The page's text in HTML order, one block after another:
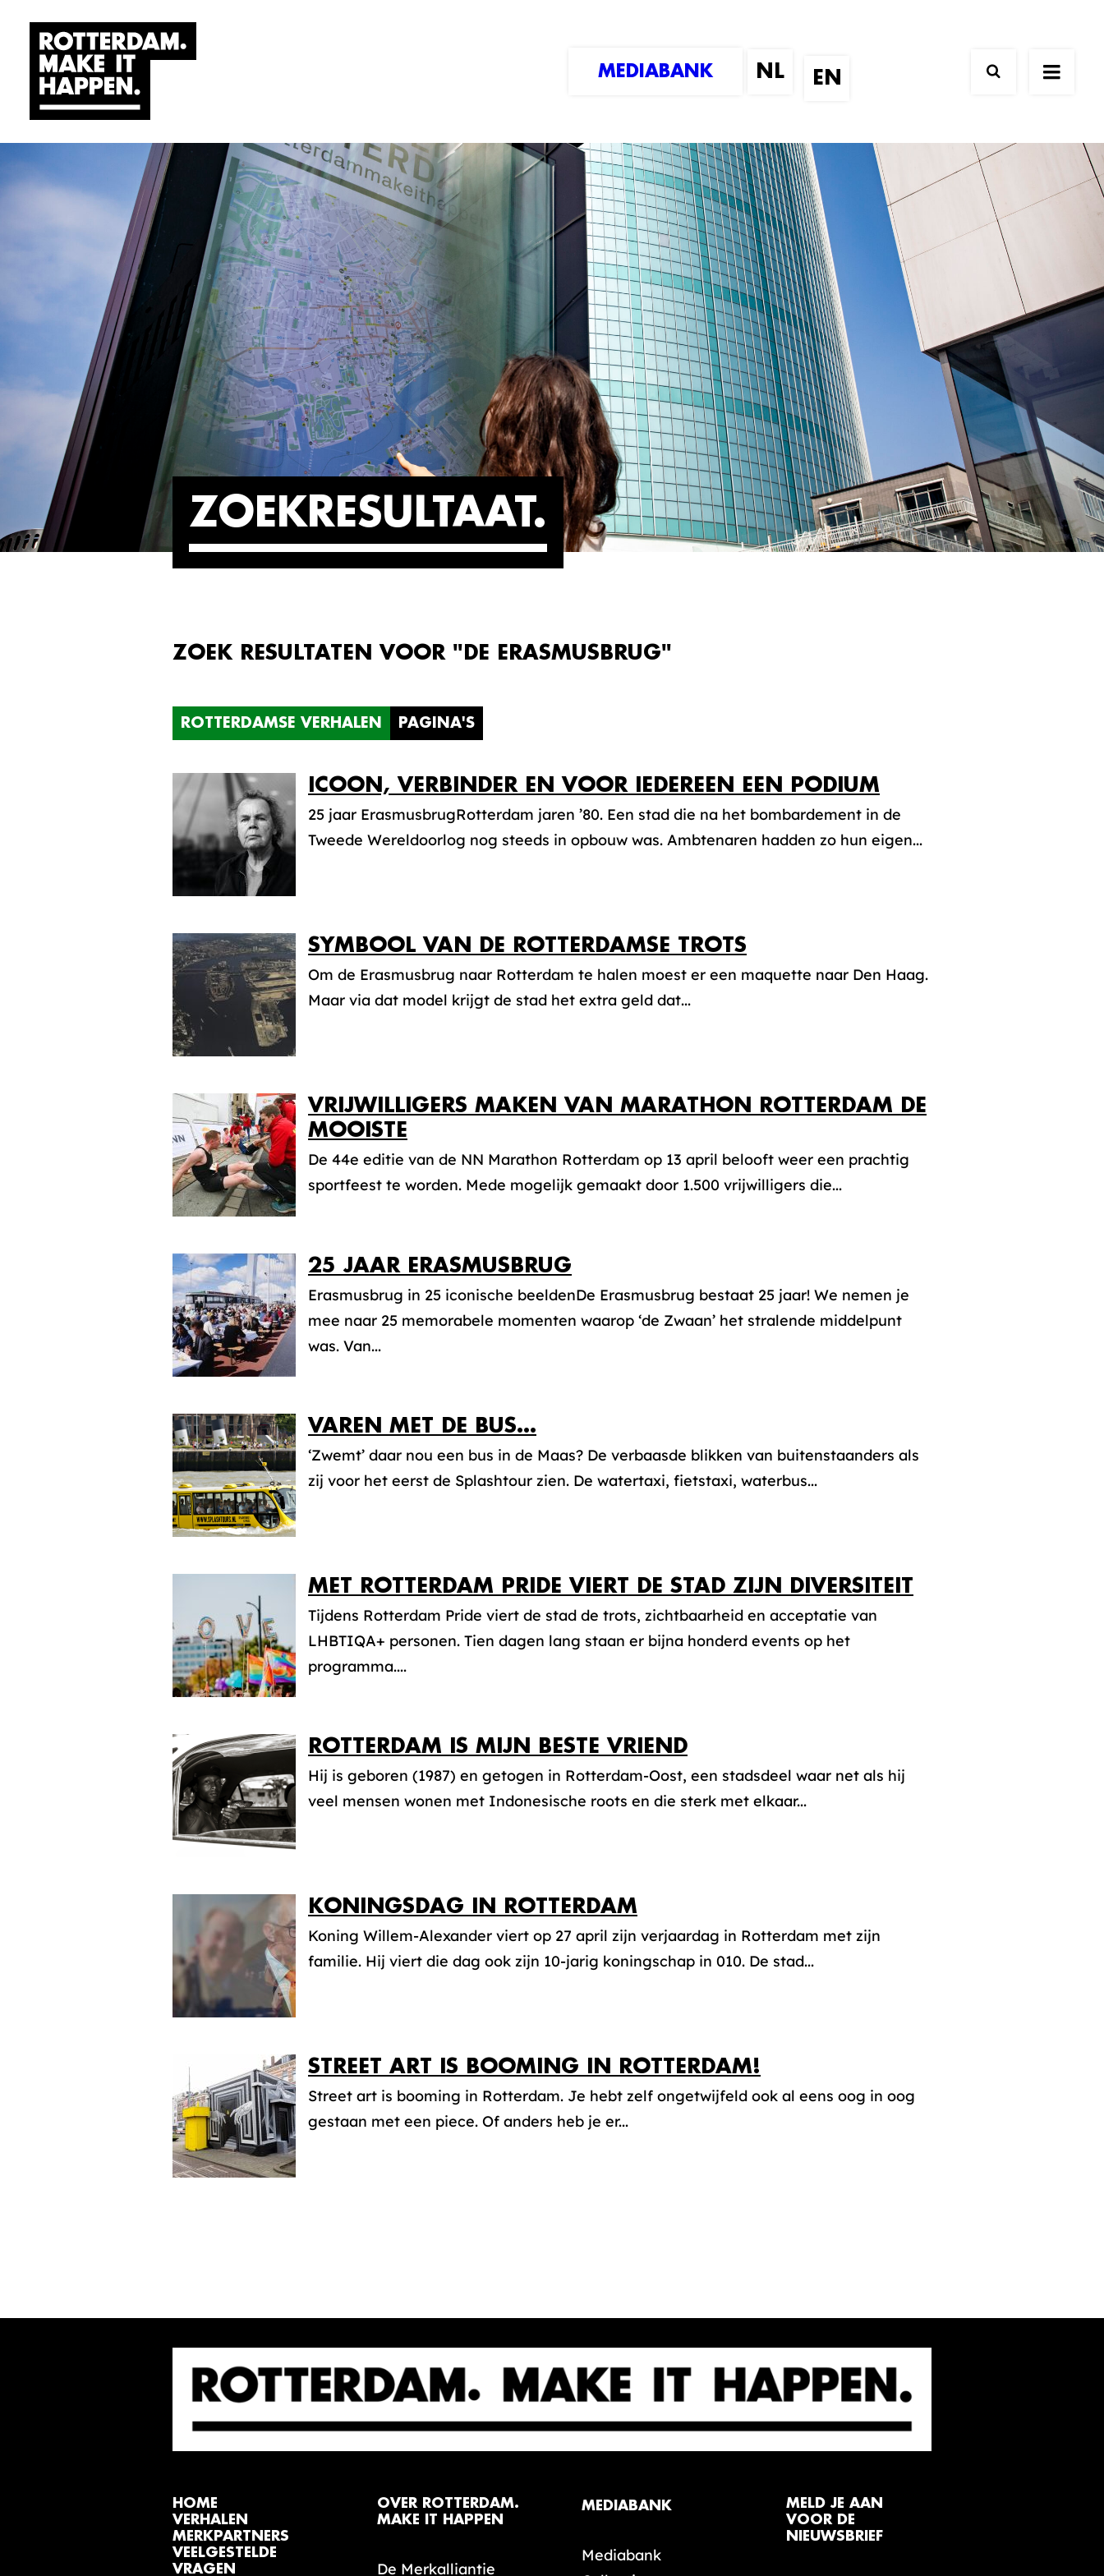
MEDIABANK
ZOEKRESULTAAT
ZOEK RESULTATEN VOOR "DE ERASMUSBRUG"
ROTTERDAMSE VERHALEN PAGINA'S
ICOON, VERBINDER EN VOOR IEDEREEN EEN PODIUM
25 jaar ErasmusbrugRotterdam jaren ’80. Een stad die na het bombardement in de
Tweede Wereldoorlog nog steeds in opbouw was. Ambtenaren hadden zo hun eigen...
SYMBOOL VAN DE ROTTERDAMSE TROTS
Om de Erasmusbrug naar Rotterdam te halen moest er een maquette naar Den Haag.
Maar via dat model krijgt de stad het extra geld dat...
VRIJWILLIGERS MAKEN VAN MARATHON ROTTERDAM DE
MOOISTE
De 44e editie van de NN Marathon Rotterdam op 13 april belooft weer een prachtig
sportfeest te worden. Mede mogelijk gemaakt door 1.500 vrijwilligers die...
25 JAAR ERASMUSBRUG
Erasmusbrug in 25 iconische beeldenDe Erasmusbrug bestaat 25 jaar! We nemen je
mee naar 25 memorabele momenten waarop ‘de Zwaan’ het stralende middelpunt
was. Van...
VAREN MET DE BUS…
‘Zwemt’ daar nou een bus in de Maas? De verbaasde blikken van buitenstaanders als
zij voor het eerst de Splashtour zien. De watertaxi, fietstaxi, waterbus...
MET ROTTERDAM PRIDE VIERT DE STAD ZIJN DIVERSITEIT
Tijdens Rotterdam Pride viert de stad de trots, zichtbaarheid en acceptatie van
LHBTIQA+ personen. Tien dagen lang staan er bijna honderd events op het
programma....
ROTTERDAM IS MIJN BESTE VRIEND
Hij is geboren (1987) en getogen in Rotterdam-Oost, een stadsdeel waar net als hij
veel mensen wonen met Indonesische roots en die sterk met elkaar...
KONINGSDAG IN ROTTERDAM
Koning Willem-Alexander viert op 27 april zijn verjaardag in Rotterdam met zijn
familie. Hij viert die dag ook zijn 10-jarig koningschap in 010. De stad...
STREET ART IS BOOMING IN ROTTERDAM!
Street art is booming in Rotterdam. Je hebt zelf ongetwijfeld ook al eens oog in oog
gestaan met een piece. Of anders heb je er...
HOME
VERHALEN
MERKPARTNERS
VEELGESTELDE
VRAGEN
OVER ROTTERDAM.
MAKE IT HAPPEN
De Merkalliantie
MEDIABANK
Mediabank
MELD JE AAN
VOOR DE
NIEUWSBRIEF